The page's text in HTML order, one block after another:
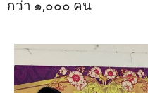
กว่า ๑,๐๐๐ คน